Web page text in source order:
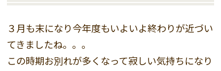
３月も末になり今年度もいよいよ終わりが近づい
てきましたね。。。
この時期お別れが多くなって寂しい気持ちになり